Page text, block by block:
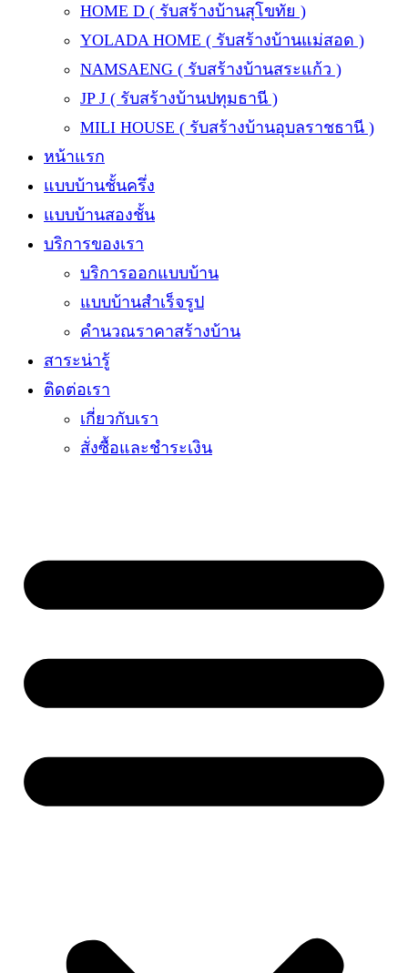
HOME D ( รับสร้างบ้านสุโขทัย )
YOLADA HOME ( รับสร้างบ้านแม่สอด )
NAMSAENG ( รับสร้างบ้านสระแก้ว )
JP J ( รับสร้างบ้านปทุมธานี )
MILI HOUSE ( รับสร้างบ้านอุบลราชธานี )
หน้าแรก
แบบบ้านชั้นครึ่ง
แบบบ้านสองชั้น
บริการของเรา
บริการออกแบบบ้าน
แบบบ้านสำเร็จรูป
คำนวณราคาสร้างบ้าน
สาระน่ารู้
ติดต่อเรา
เกี่ยวกับเรา
สั่งซื้อและชำระเงิน